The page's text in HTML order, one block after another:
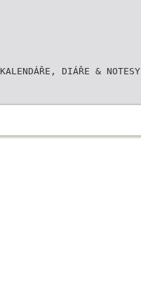
KALENDÁŘE, DIÁŘE & NOTESY